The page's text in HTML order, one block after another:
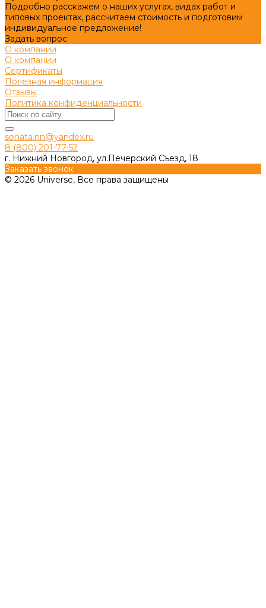
Подробно расскажем о наших услугах, видах работ и
типовых проектах, рассчитаем стоимость и подготовим
индивидуальное предложение!
Задать вопрос
О компании
О компании
Сертификаты
Полезная информация
Отзывы
Политика конфиденциальности
sonata.nn@yandex.ru
8 (800) 201-77-52
г. Нижний Новгород, ул.Печерский Съезд, 18
Заказать звонок
© 2026 Universe, Все права защищены